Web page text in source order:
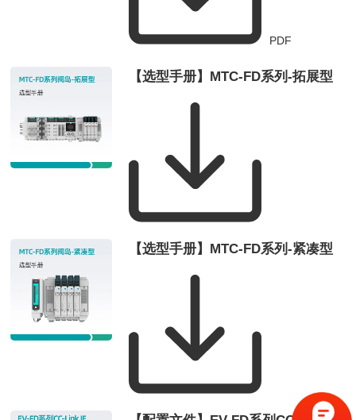
PDF
【选型手册】MTC-FD系列-拓展型
【选型手册】MTC-FD系列-紧凑型